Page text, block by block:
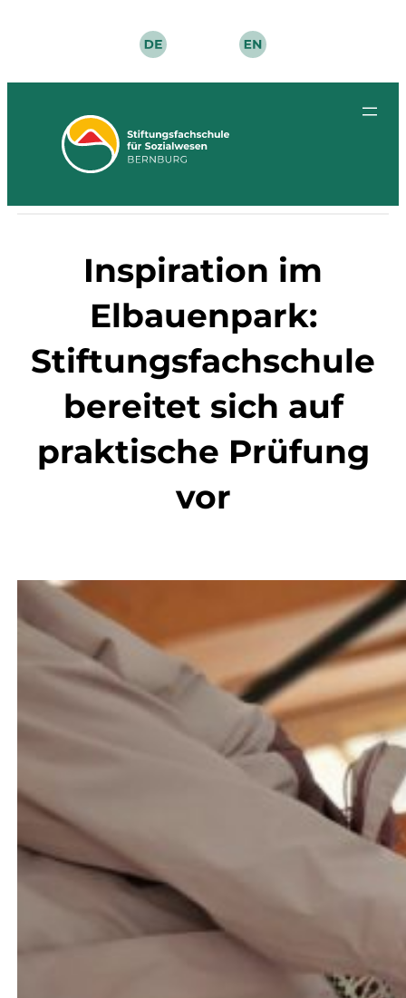
Inspiration im
Elbauenpark:
Stiftungsfachschule
bereitet sich auf
praktische Prüfung
vor